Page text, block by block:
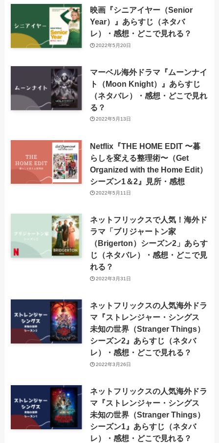
映画『シニアイヤー（Senior
Year）』あらすじ（ネタバ
レ）・感想・どこで見れる？
2022年5月20日
マーベル海外ドラマ『ムーンナイ
ト（Moon Knight）』あらすじ
（ネタバレ）・感想・どこで見れ
る？
2022年5月13日
Netflix『THE HOME EDIT 〜暮
らしを変える整理術〜（Get
Organized with the Home Edit）
シーズン1＆2』見所・感想
2022年5月11日
ネットフリックスで人気！海外ド
ラマ「ブリジャートン家
（Brigerton）シーズン2」あらす
じ（ネタバレ）・感想・どこで見
れる？
2022年3月31日
ネットフリックスの人気海外ドラ
マ『ストレンジャー・シングス
未知の世界（Stranger Things）
シーズン2』あらすじ（ネタバ
レ）・感想・どこで見れる？
2022年3月26日
ネットフリックスの人気海外ドラ
マ『ストレンジャー・シングス
未知の世界（Stranger Things）
シーズン1』あらすじ（ネタバ
レ）・感想・どこで見れる？